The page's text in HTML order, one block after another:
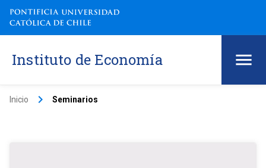
Instituto de Economía
Inicio keyboard_arrow_right Seminarios